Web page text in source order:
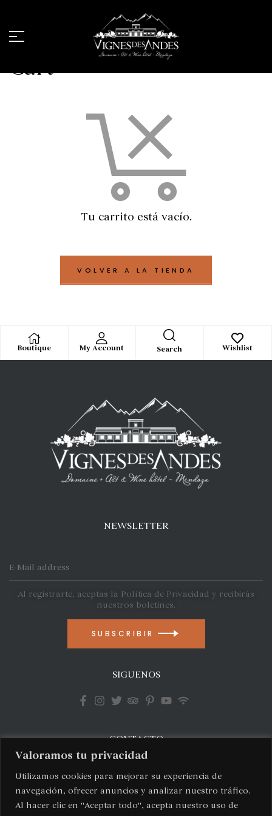
Valoramos tu privacidad
Utilizamos cookies para mejorar su experiencia de
navegación, ofrecer anuncios y analizar nuestro tráfico.
Al hacer clic en "Aceptar todo", acepta nuestro uso de
Cart
Tu carrito está vacío.
VOLVER A LA TIENDA
Boutique My Account Search Wishlist
NEWSLETTER
Al registrarte, aceptas la Política de Privacidad y recibirás
nuestros boletines.
SUBSCRIBIR
SIGUENOS
CONTACTO
Lago Palena 2401 – Godoy Cruz, Mendoza, Argentina
(+54) 9 261-363 1619
info@vignesdesandes.com